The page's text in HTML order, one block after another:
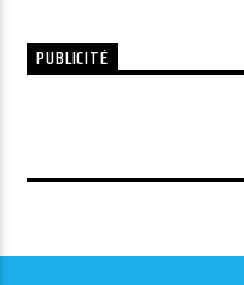
PUBLICITÉ